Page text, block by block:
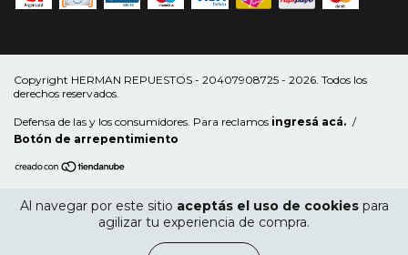
Al navegar por este sitio aceptás el uso de cookiespara
agilizar tu experiencia de compra.
Copyright HERMAN REPUESTOS - 20407908725 - 2026. Todos los
derechos reservados.
Defensa de las y los consumidores. Para reclamos ingresá acá. /
Botón de arrepentimiento